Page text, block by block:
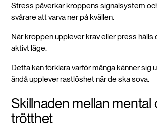
Stress påverkar kroppens signalsystem
svårare att varva ner på kvällen.
När kroppen upplever krav eller press hålls
aktivt läge.
Detta kan förklara varför många känner sig
ändå upplever rastlöshet när de ska sova.
Skillnaden mellan mental
trötthet